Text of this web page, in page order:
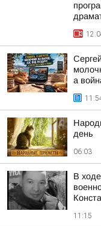
а
дeнь
06:03
В
11:15